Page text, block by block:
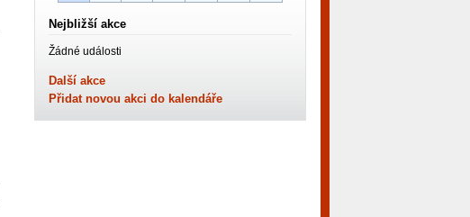
Nejbližší akce
Žádné události
Další akce
Přidat novou akci do kalendáře